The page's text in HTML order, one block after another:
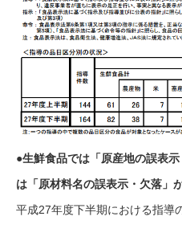
●生鮮食品では「原産地の誤表
は「原材料名の誤表示・欠落」
平成27年度下半期における指導